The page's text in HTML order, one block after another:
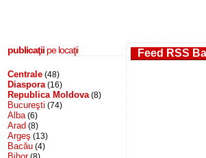
publicaţii pe locaţii
Centrale (48)
Diaspora (16)
Republica Moldova (8)
Bucureşti (74)
Alba (6)
Arad (8)
Argeş (13)
Bacău (4)
Feed RSS